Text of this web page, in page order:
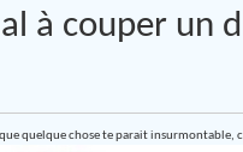
à couper un
quelque chose te parait insurmontable,